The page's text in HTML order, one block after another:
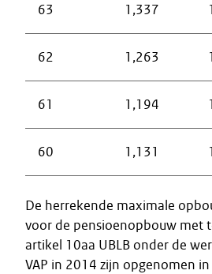
63 1,337
62 1,263
61 1,194
60 1,131
De herrekende maximale
voor de pensioenopbouw met
artikel 10aa UBLB onder de
VAP in 2014 zijn opgenomen in